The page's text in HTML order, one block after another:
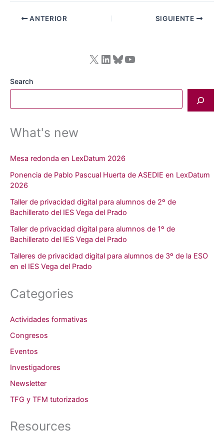
ANTERIOR SIGUIENTE
X LinkedIn Bluesky YouTube
Search
What's new
Mesa redonda en LexDatum 2026
Ponencia de Pablo Pascual Huerta de ASEDIE en LexDatum
2026
Taller de privacidad digital para alumnos de 2º de
Bachillerato del IES Vega del Prado
Taller de privacidad digital para alumnos de 1º de
Bachillerato del IES Vega del Prado
Talleres de privacidad digital para alumnos de 3º de la ESO
en el IES Vega del Prado
Categories
Actividades formativas
Congresos
Eventos
Investigadores
Newsletter
TFG y TFM tutorizados
Resources